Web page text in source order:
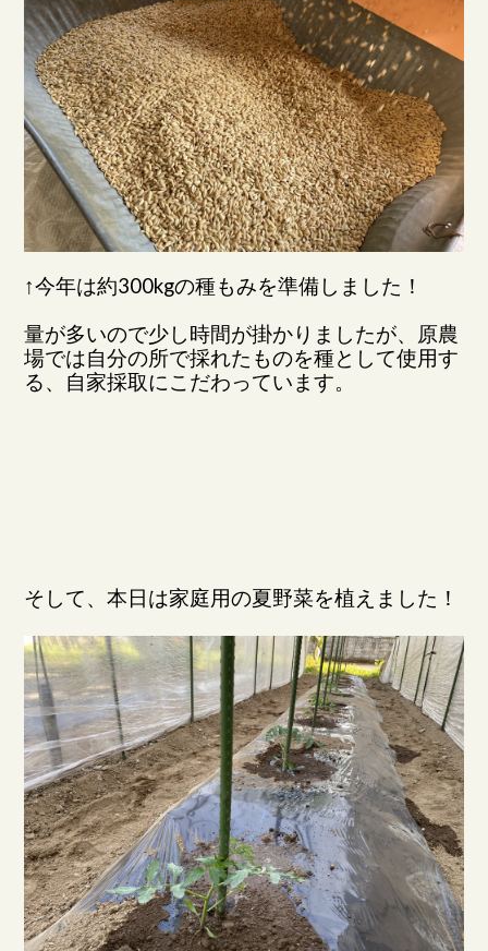
↑今年は約300kgの種もみを準備しました！
量が多いので少し時間が掛かりましたが、原農
場では自分の所で採れたものを種として使用す
る、自家採取にこだわっています。
そして、本日は家庭用の夏野菜を植えました！